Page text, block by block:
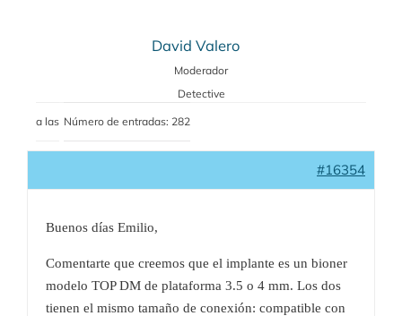
David Valero
Moderador
Detective
a las Número de entradas: 282
#16354
Buenos días Emilio,
Comentarte que creemos que el implante es un bioner
modelo TOP DM de plataforma 3.5 o 4 mm. Los dos
tienen el mismo tamaño de conexión: compatible con